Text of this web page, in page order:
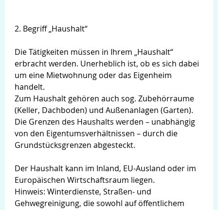
2. Begriff „Haushalt“
Die Tätigkeiten müssen in Ihrem „Haushalt“
erbracht werden. Unerheblich ist, ob es sich dabei
um eine Mietwohnung oder das Eigenheim
handelt.
Zum Haushalt gehören auch sog. Zubehörraume
(Keller, Dachboden) und Außenanlagen (Garten).
Die Grenzen des Haushalts werden – unabhängig
von den Eigentumsverhältnissen – durch die
Grundstücksgrenzen abgesteckt.
Der Haushalt kann im Inland, EU-Ausland oder im
Europäischen Wirtschaftsraum liegen.
Hinweis: Winterdienste, Straßen- und
Gehwegreinigung, die sowohl auf öffentlichem